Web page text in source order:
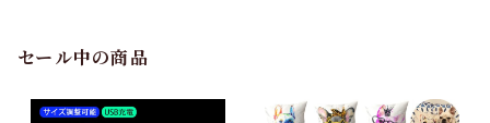
ードル ブルー ピンクKM91
セール中の商品